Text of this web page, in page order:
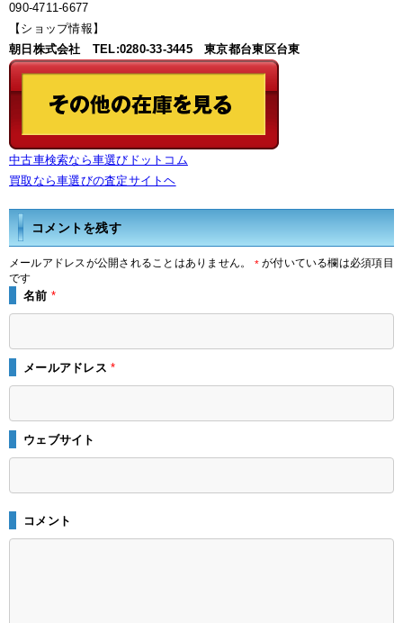
090-4711-6677
【ショップ情報】
朝日株式会社 TEL:0280-33-3445 東京都台東区台東
中古車検索なら車選びドットコム
買取なら車選びの査定サイトヘ
コメントを残す
メールアドレスが公開されることはありません。 *が付いている欄は必須項目
です
名前 *
メールアドレス*
ウェブサイト
コメント